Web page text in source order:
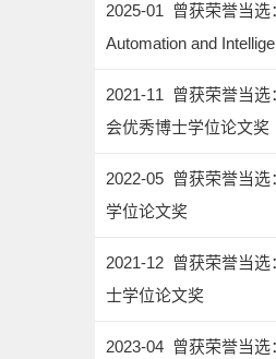
2025-01 曾获荣誉当
Automation and
2021-11 曾获荣誉当
会优秀博士学位论文奖
2022-05 曾获荣誉当
学位论文奖
2021-12 曾获荣誉当
士学位论文奖
2023-04 曾获荣誉当选